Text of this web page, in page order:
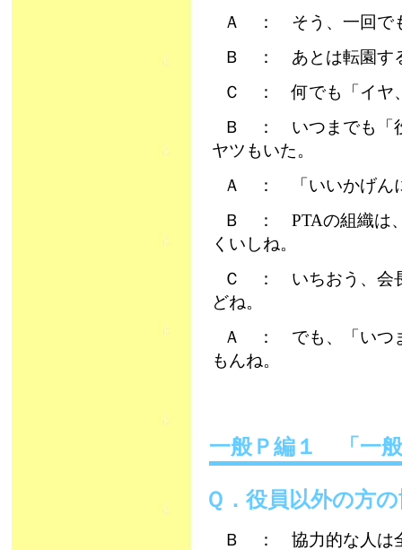
Ａ ： そう、一回で
Ｂ ： あとは転園す
Ｃ ： 何でも「イヤ
Ｂ ： いつまでも「
ヤツもいた。
Ａ ： 「いいかげん
Ｂ ： PTAの組織は
くいしね。
Ｃ ： いちおう、会
どね。
Ａ ： でも、「いつ
もんね。
一般Ｐ編１ 「一
Ｑ．役員以外の方
Ｂ ： 協力的な人は